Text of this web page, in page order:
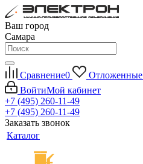
Ваш город
Самара
Сравнение0 Отложенные
ВойтиМой кабинет
+7 (495) 260-11-49
+7 (495) 260-11-49
Заказать звонок
Каталог